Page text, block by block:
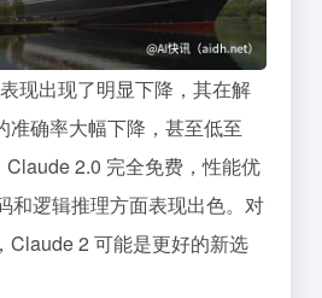
现出现了明显下降，其在解
准确率大幅下降，甚至低至
2.0 完全免费，性能优
和逻辑推理方面表现出色。对
Claude 2 可能是更好的新选